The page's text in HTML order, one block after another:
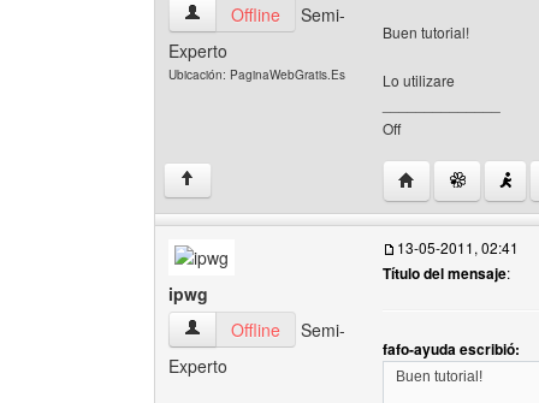
fafo-ayuda Ver perfil del usuario
Offline
Semi-
Experto
Ubicación: PaginaWebGratis.Es
Buen tutorial!
Lo utilizare
Off
↑ Visitar sitio web
ipwg
ipwg Ver perfil del usuario
Offline
Semi-
Experto
13-05-2011, 02:41
Título del mensaje:
fafo-ayuda escribió:
Buen tutorial!